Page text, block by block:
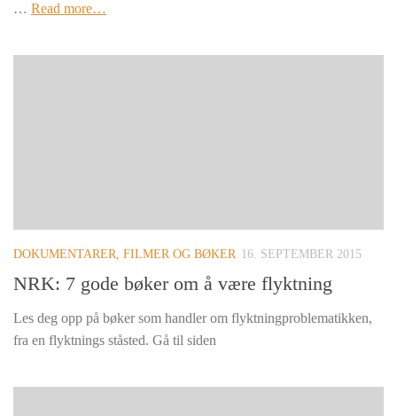
… Read more…
DOKUMENTARER, FILMER OG BØKER 16. SEPTEMBER 2015
NRK: 7 gode bøker om å være flyktning
Les deg opp på bøker som handler om flyktningproblematikken,
fra en flyktnings ståsted. Gå til siden